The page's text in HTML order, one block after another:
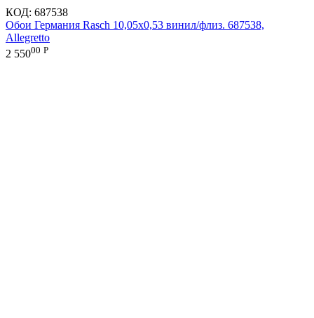
КОД: 687538
Обои Германия Rasch 10,05x0,53 винил/флиз. 687538,
Allegretto
2 55000 Р